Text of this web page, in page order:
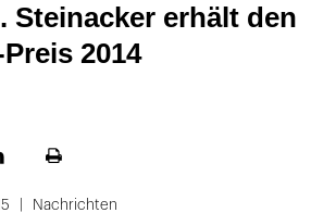
Steinacker erhält den
2014
Seite
Nachrichten